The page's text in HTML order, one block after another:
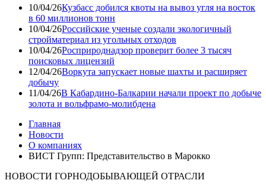
10/04/26Кузбасс добился квоты на вывоз угля на восток
в 60 миллионов тонн
10/04/26Российские ученые создали экологичный
стройматериал из угольных отходов
10/04/26Росприроднадзор проверит более 3 тысяч
поисковых лицензий
12/04/26Воркута запускает новые шахты и расширяет
добычу
11/04/26В Кабардино-Балкарии начали проект по добыче
золота и вольфрамо-молибдена
Главная
Новости
О компаниях
ВИСТ Групп: Представительство в Марокко
НОВОСТИ ГОРНОДОБЫВАЮЩЕЙ ОТРАСЛИ